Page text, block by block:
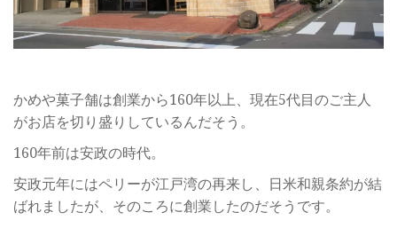
かめや菓子舗は創業から160年以上、現在5代目のご主人
がお店を切り盛りしているんだそう。
160年前は安政の時代。
安政元年にはペリーが江戸湾の再来し、日米和親条約が結
ばれましたが、そのころに創業したのだそうです。